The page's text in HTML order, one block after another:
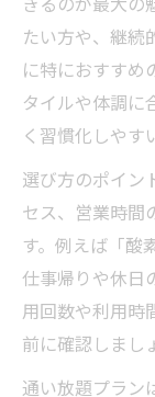
たい方や、継続
に特におすすめ
タイルや体調に
く習慣化しやす
選び方のポイン
セス、営業時間
す。例えば「酸
仕事帰りや休日
用回数や利用時
前に確認しまし
通い放題プラン